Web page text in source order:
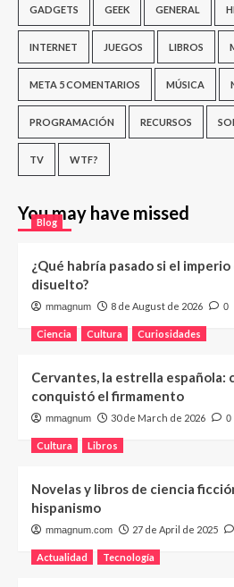
GADGETS GEEK GENERAL
INTERNET JUEGOS LIBROS
META 5 COMENTARIOS MÚSICA
PROGRAMACIÓN RECURSOS
TV WTF?
You may have missed
Blog
¿Qué habría pasado si el
disuelto?
mmagnum 8 de August de 2026 0
Ciencia Cultura Curiosidades
Cervantes, la estrella española:
conquistó el firmamento
mmagnum 30 de March de 2026 0
Cultura Libros
Novelas y libros de ciencia
hispanismo
mmagnum.com 27 de April de 2025
Actualidad Tecnología